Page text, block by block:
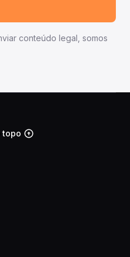
conteúdo legal, somos
topo arrow_circle_up